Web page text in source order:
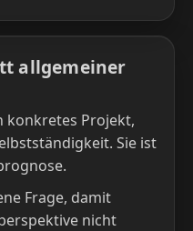
allgemeiner
konkretes Projekt,
Sie ist
Frage, damit
nicht